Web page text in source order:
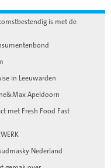
is met de
in Leeuwarden
Apeldoorn
met Fresh Food Fast
Nederland